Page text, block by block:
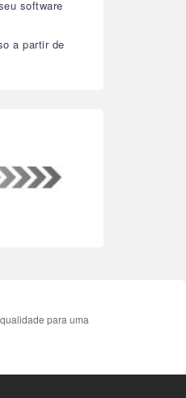
software
a partir de
para uma